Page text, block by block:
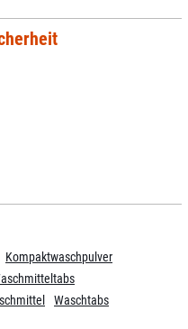
Kompaktwaschpulver
Waschtabs